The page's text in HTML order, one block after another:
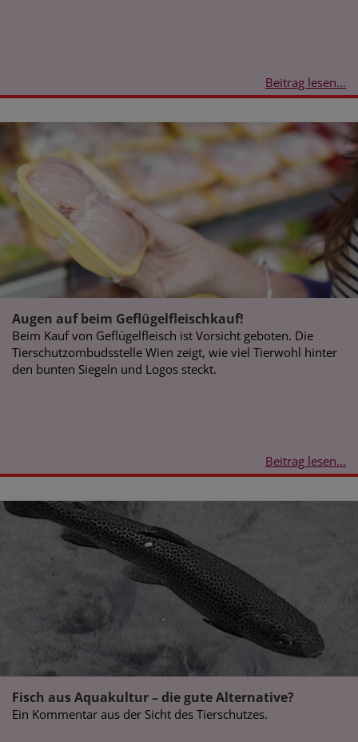
Beitrag lesen...
Augen auf beim Geflügelfleischkauf!
Beim Kauf von Geflügelfleisch ist Vorsicht geboten. Die
Tierschutzombudsstelle Wien zeigt, wie viel Tierwohl hinter
den bunten Siegeln und Logos steckt.
Beitrag lesen...
Fisch aus Aquakultur – die gute Alternative?
Ein Kommentar aus der Sicht des Tierschutzes.